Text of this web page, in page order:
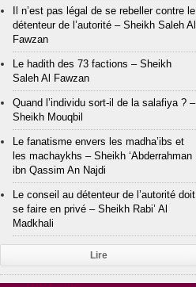
Il n’est pas légal de se rebeller contre le
détenteur de l’autorité – Sheikh Saleh Al
Fawzan
Le hadith des 73 factions – Sheikh
Saleh Al Fawzan
Quand l’individu sort-il de la salafiya ? –
Sheikh Mouqbil
Le fanatisme envers les madha’ibs et
les machaykhs – Sheikh ‘Abderrahman
ibn Qassim An Najdi
Le conseil au détenteur de l’autorité doit
se faire en privé – Sheikh Rabi’ Al
Madkhali
Lire